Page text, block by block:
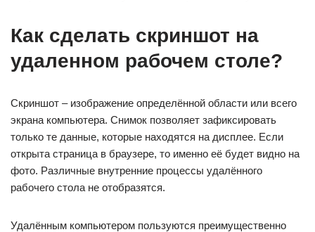
Как сделать скриншот на
удаленном рабочем столе?
Скриншот – изображение определённой области или всего
экрана компьютера. Снимок позволяет зафиксировать
только те данные, которые находятся на дисплее. Если
открыта страница в браузере, то именно её будет видно на
фото. Различные внутренние процессы удалённого
рабочего стола не отобразятся.
Удалённым компьютером пользуются преимущественно